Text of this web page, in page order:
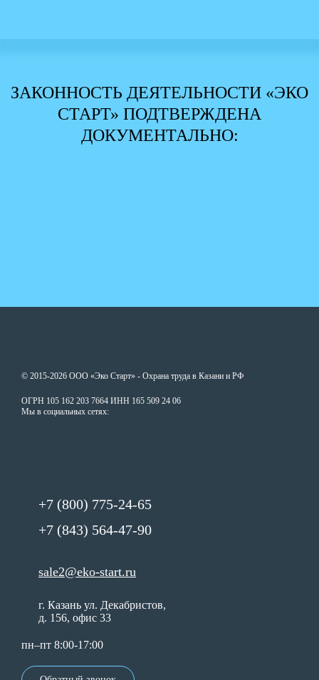
ЗАКОННОСТЬ ДЕЯТЕЛЬНОСТИ «ЭКО
СТАРТ» ПОДТВЕРЖДЕНА
ДОКУМЕНТАЛЬНО:
© 2015-2026 ООО «Эко Старт» - Охрана труда в Казани и РФ
ОГРН 105 162 203 7664 ИНН 165 509 24 06
Мы в социальных сетях:
+7 (800) 775-24-65
+7 (843) 564-47-90
sale2@eko-start.ru
г. Казань ул. Декабристов,
д. 156, офис 33
пн–пт 8:00-17:00